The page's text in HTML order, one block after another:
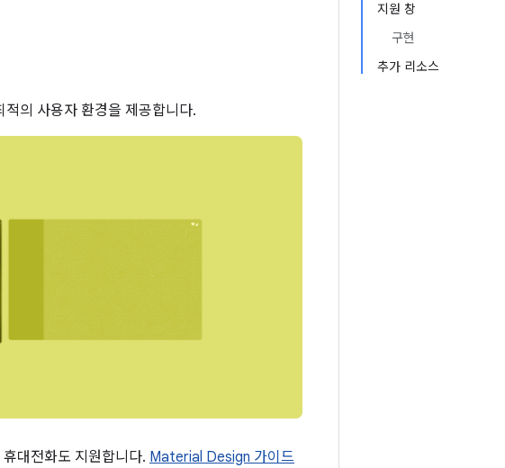
지원 창
구현
추가 리소스
의 사용자 환경을 제공합니다.
대전화도 지원합니다. Material Design 가이드